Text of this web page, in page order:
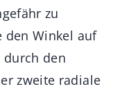
zu
den Winkel auf
durch den
zweite radiale